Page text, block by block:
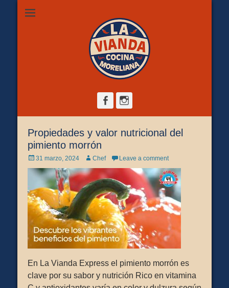
La Vianda Cocina
Moreliana |
Comida casera en
Camelinas sobre Ezequiel Calderón #30 esquina Av. Solidaridad.
Servicio para comer aquí, llevar o pedir a domicilio.
FacebookInstagram
Propiedades y valor nutricional del
pimiento morrón
Posted
on
31 marzo, 2024 Author
Chef Leave a comment
En La Vianda Express el pimiento morrón es
clave por su sabor y nutrición Rico en vitamina